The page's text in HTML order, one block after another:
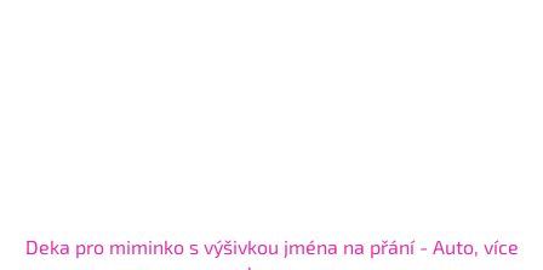
Deka pro miminko s výšivkou jména na přání - Auto, více